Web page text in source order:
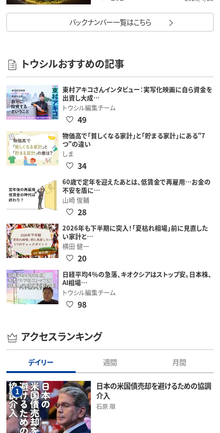
バックナンバー一覧はこちら
トウシルおすすめの記事
東村アキコさんインタビュー：実写化映画に自ら資金を
出資し大成…
トウシル編集チーム
49
物価高で「貧しくなる家計」と「貯まる家計」にある"7
つ"の違い
しま
34
60歳で定年を迎えたあとは、低賃金で再雇用…お金の
不安を盾に…
山崎 俊輔
28
2026年も下半期に突入！「夏枯れ相場」前に見直した
い家計と…
横田 健一
20
日経平均4％の急落、キオクシアはストップ安。日本株、
AI相場…
トウシル編集チーム
98
アクセスランキング
デイリー 週間 月間
1
日本の米国債売却を避けるための協調
介入
石原 順